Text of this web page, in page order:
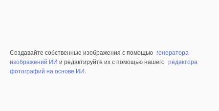
Создавайте собственные изображения с помощью генератора
изображений ИИ и редактируйте их с помощью нашего редактора
фотографий на основе ИИ.